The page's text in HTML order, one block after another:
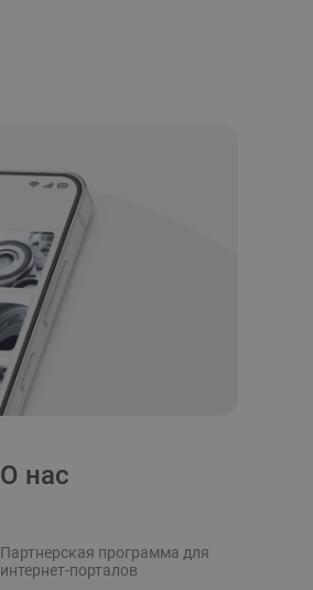
О нас
Партнерская программа для
интернет-порталов